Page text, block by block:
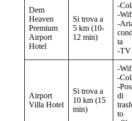
Dem
Heaven
Premium
Airport
Hotel
Si trova a
5 km (10-
12 min)
-
-
-
ta
-TV
Airport
Villa Hotel
Si trova a
10 km (15
min)
-
-
-
di
to